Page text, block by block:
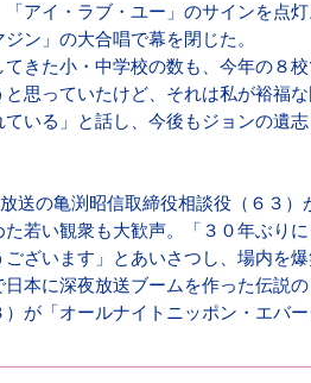
アイ・ラブ・ユー」のサインを点
ン」の大合唱で幕を閉じた。
きた小・中学校の数も、今年の８校
思っていたけど、それは私が裕福
いる」と話し、今後もジョンの遺
送の亀渕昭信取締役相談役（６３
若い観衆も大歓声。「３０年ぶり
ざいます」とあいさつし、場内を
本に深夜放送ブームを作った伝説
が「オールナイトニッポン・エバ